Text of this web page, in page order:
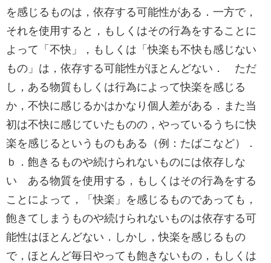
を感じるものは，依存する可能性がある．一方で，
それを使用すると，もしくはその行為をすることに
よって「不快」，もしくは「快楽も不快も感じない
もの」は，依存する可能性がほとんどない． ただ
し，ある物質もしくは行為によって快楽を感じる
か，不快に感じるかはかなり個人差がある．また当
初は不快に感じていたものの，やっているうちに快
楽を感じるというものもある（例：たばこなど）．
ｂ．飽きるものや続けられないものには依存しな
い ある物質を使用する，もしくはその行為をする
ことによって，「快楽」を感じるものであっても，
飽きてしまうものや続けられないものは依存する可
能性はほとんどない．しかし，快楽を感じるもの
で，ほとんど毎日やっても飽きないもの，もしくは